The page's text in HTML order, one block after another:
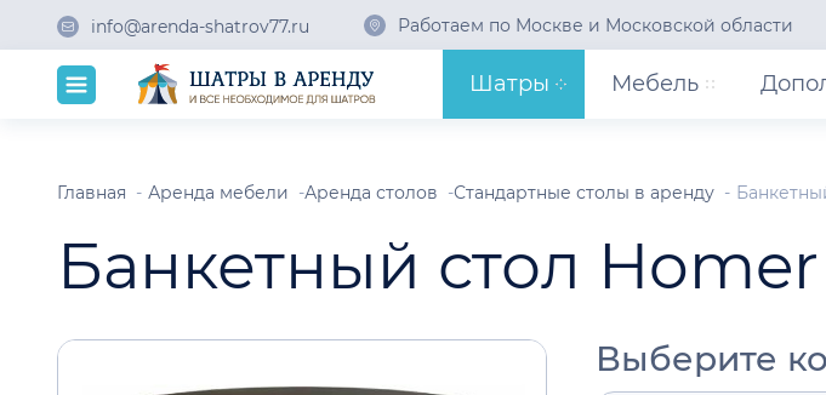
info@arenda-shatrov77.ru Работаем по Москве и Московской области
Шатры Мебель
Главная Аренда мебели Аренда столов Стандартные столы в аренду
Банкетный стол
Выберите